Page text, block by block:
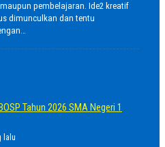
pembelajaran. Ide2 kreatif
dimunculkan dan tentu
Tahun 2026 SMA Negeri 1
lalu